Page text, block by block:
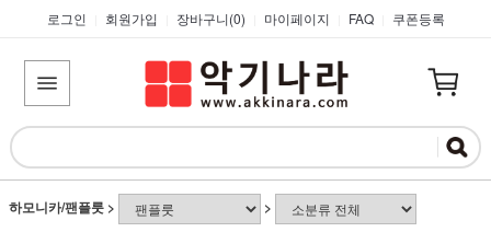
로그인 회원가입 장바구니(0) 마이페이지 FAQ 쿠폰등록
하모니카/팬플룻 > >